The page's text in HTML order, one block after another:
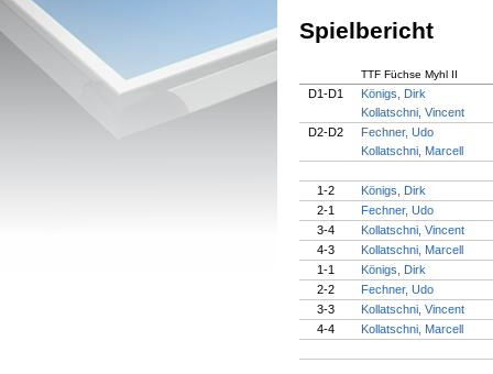
Spielbericht
TTF Füchse Myhl II
D1-D1
Königs, Dirk
Kollatschni, Vincent
D2-D2
Fechner, Udo
Kollatschni, Marcell
1-2
Königs, Dirk
2-1
Fechner, Udo
3-4
Kollatschni, Vincent
4-3
Kollatschni, Marcell
1-1
Königs, Dirk
2-2
Fechner, Udo
3-3
Kollatschni, Vincent
4-4
Kollatschni, Marcell